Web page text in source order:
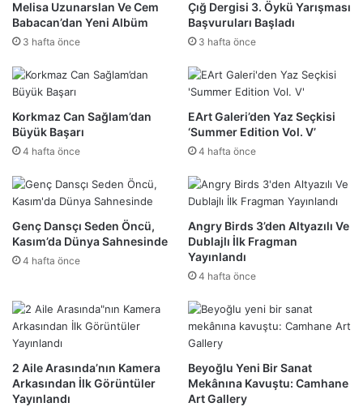
Melisa Uzunarslan Ve Cem
Babacan’dan Yeni Albüm
3 hafta önce
Çığ Dergisi 3. Öykü Yarışması
Başvuruları Başladı
3 hafta önce
Korkmaz Can Sağlam’dan
Büyük Başarı
4 hafta önce
EArt Galeri’den Yaz Seçkisi
‘Summer Edition Vol. V’
4 hafta önce
Genç Dansçı Seden Öncü,
Kasım’da Dünya Sahnesinde
4 hafta önce
Angry Birds 3’den Altyazılı Ve
Dublajlı İlk Fragman
Yayınlandı
4 hafta önce
2 Aile Arasında’nın Kamera
Arkasından İlk Görüntüler
Yayınlandı
Beyoğlu Yeni Bir Sanat
Mekânına Kavuştu: Camhane
Art Gallery